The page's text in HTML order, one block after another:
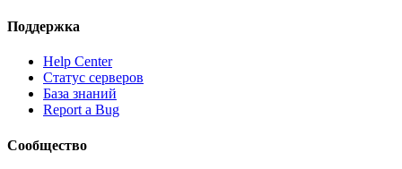
Поддержка
Help Center
Статус серверов
База знаний
Report a Bug
Сообщество